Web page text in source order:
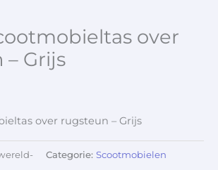
over
Grijs
over rugsteun – Grijs
Categorie: Scootmobielen